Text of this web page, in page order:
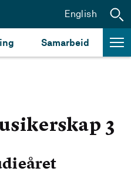
Samarbeid
English
3